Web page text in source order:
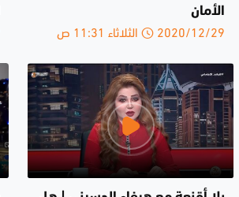
الأمان
2020/12/29 الثلاثاء 11:31 ص